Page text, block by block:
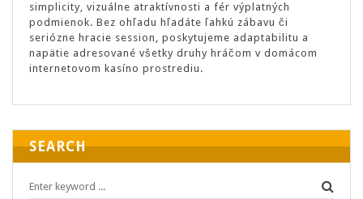
simplicity, vizuálne atraktívnosti a fér výplatných
podmienok. Bez ohľadu hľadáte ľahkú zábavu či
seriózne hracie session, poskytujeme adaptabilitu a
napätie adresované všetky druhy hráčom v domácom
internetovom kasíno prostrediu.
SEARCH